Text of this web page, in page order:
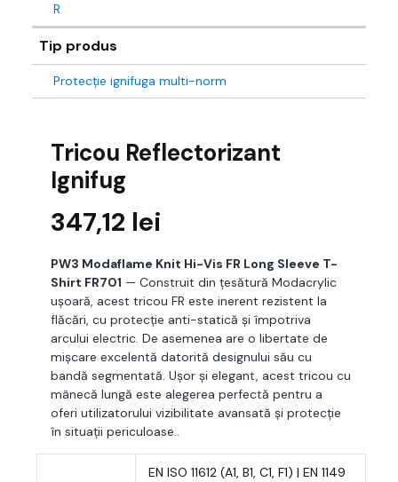
R
Tip produs
Protecție ignifuga multi-norm
Tricou Reflectorizant
Ignifug
347,12 lei
PW3 Modaflame Knit Hi-Vis FR Long Sleeve T-
Shirt FR701 — Construit din țesătură Modacrylic
ușoară, acest tricou FR este inerent rezistent la
flăcări, cu protecție anti-statică și împotriva
arcului electric. De asemenea are o libertate de
mișcare excelentă datorită designului său cu
bandă segmentată. Ușor și elegant, acest tricou cu
mânecă lungă este alegerea perfectă pentru a
oferi utilizatorului vizibilitate avansată și protecție
în situații periculoase..
EN ISO 11612 (A1, B1, C1, F1) | EN 1149